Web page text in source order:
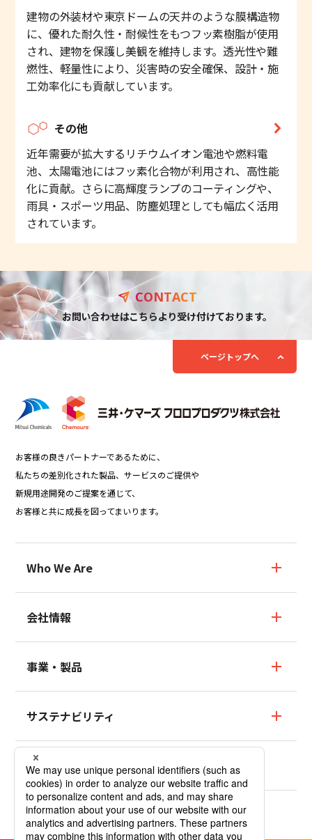
建物の外装材や東京ドームの天井のような膜構造物
に、優れた耐久性・耐候性をもつフッ素樹脂が使用
され、建物を保護し美観を維持します。透光性や難
燃性、軽量性により、災害時の安全確保、設計・施
工効率化にも貢献しています。
その他
近年需要が拡大するリチウムイオン電池や燃料電
池、太陽電池にはフッ素化合物が利用され、高性能
化に貢献。さらに高輝度ランプのコーティングや、
雨具・スポーツ用品、防塵処理としても幅広く活用
されています。
CONTACT
お問い合わせはこちらより受け付けております。
ページトップへ
お客様の良きパートナーであるために、
私たちの差別化された製品、サービスのご提供や
新規用途開発のご提案を通じて、
お客様と共に成長を図ってまいります。
Who We Are
会社情報
パーパス・ビジョン・コアバリュー
会社概要
沿革
拠点
Company Profile
事業・製品
フッ素樹脂テフロン™塗料事業・製品
フッ素樹脂テフロン™
フッ素樹脂テフロン™塗料
低分子量PTFE（添加剤）
サステナビリティ
サステナビリティTOP
トップメッセージ
サステナビリティの考え方と基本方針
レスポンシブルケア
ニュース
採用情報